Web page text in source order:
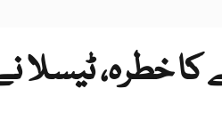
خطرہ، ٹیسلا